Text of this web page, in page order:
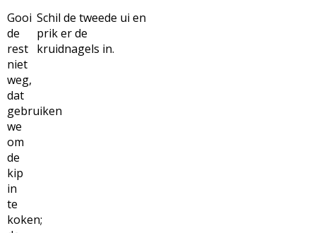
Gooi
de
rest
niet
weg,
dat
gebruiken
we
om
de
kip
in
te
koken;
Schil de tweede ui en
prik er de
kruidnagels in.